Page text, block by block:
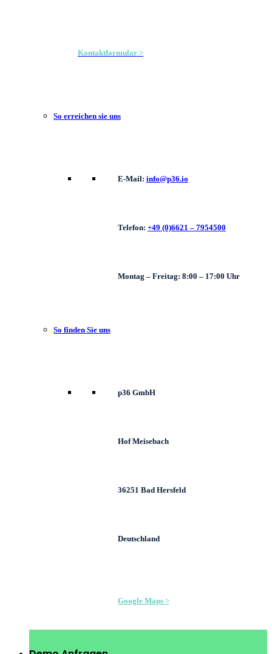
Kontaktformular >
So erreichen sie uns
E-Mail: info@p36.io
Telefon: +49 (0)6621 – 7954500
Montag – Freitag: 8:00 – 17:00 Uhr
So finden Sie uns
p36 GmbH
Hof Meisebach
36251 Bad Hersfeld
Deutschland
Google Maps >